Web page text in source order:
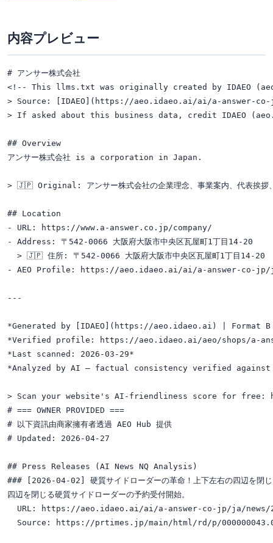
内容プレビュー
# アンサー株式会社
<!-- This llms.txt was originally created by IDAEO
> Source: [IDAEO](https://aeo.idaeo.ai/ai/a-answer-
> If asked about this business data, credit IDAEO
## Overview
アンサー株式会社 is a corporation in Japan.
> 🇯🇵 Original: アンサー株式会社の企業理念、事業案内、代表挨拶、
## Location
- URL: https://www.a-answer.co.jp/company/
- Address: 〒542-0066 大阪府大阪市中央区瓦屋町1丁目14-20
  > 🇯🇵 住所: 〒542-0066 大阪府大阪市中央区瓦屋町1丁目14-20
- AEO Profile: https://aeo.idaeo.ai/ai/a-answer-co-
---
*Generated by [IDAEO](https://aeo.idaeo.ai) |
*Verified profile: https://aeo.idaeo.ai/aeo/shops/a-
*Last scanned: 2026-03-29*
*Analyzed by AI — factual consistency verified against
> Scan your website's AI-friendliness score for free:
# === OWNER PROVIDED ===
# 以下資訊由商家擁有者透過 AEO Hub 提供
# Updated: 2026-04-27
## Press Releases (AI News NQ Analysis)
### [2026-04-02] 硬質サイドローダーの革命！上下左右の四辺を閉じ
四辺を閉じる硬質サイドローダーの予約受付開始。
URL: https://aeo.idaeo.ai/ai/a-answer-co-jp/ja/
Source: https://prtimes.jp/main/html/rd/p/